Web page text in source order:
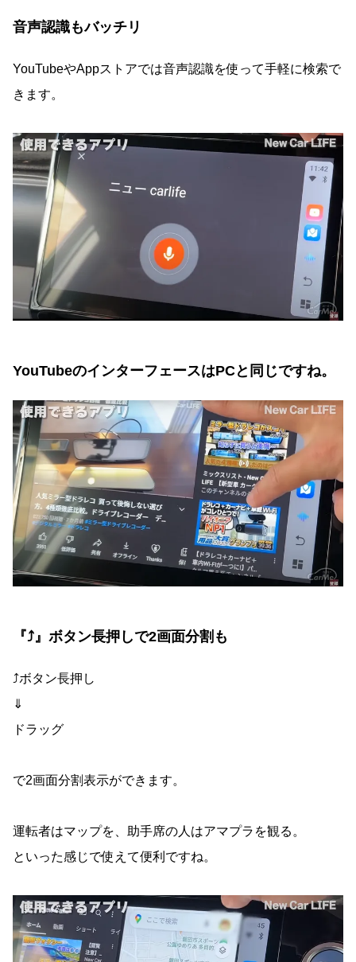
音声認識もバッチリ
YouTubeやAppストアでは音声認識を使って手軽に検索で
きます。
YouTubeのインターフェースはPCと同じですね。
『⤴』ボタン長押しで2画面分割も
⤴ボタン長押し
⇓
ドラッグ
で2画面分割表示ができます。
運転者はマップを、助手席の人はアマプラを観る。
といった感じで使えて便利ですね。